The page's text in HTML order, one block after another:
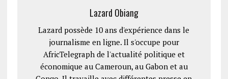
Lazard Obiang
Lazard possède 10 ans d'expérience dans le
journalisme en ligne. Il s'occupe pour
AfricTelegraph de l'actualité politique et
économique au Cameroun, au Gabon et au